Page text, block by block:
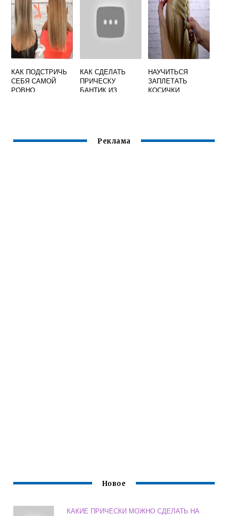
КАК ПОДСТРИЧЬ
СЕБЯ САМОЙ
РОВНО
КАК СДЕЛАТЬ
ПРИЧЕСКУ
БАНТИК ИЗ
НАУЧИТЬСЯ
ЗАПЛЕТАТЬ
КОСИЧКИ
Реклама
Новое
КАКИЕ ПРИЧЕСКИ МОЖНО СДЕЛАТЬ НА